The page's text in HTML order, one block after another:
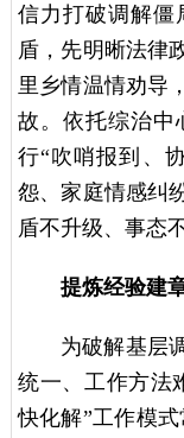
信力打破调解僵
盾，先明晰法律
里乡情温情劝导
故。依托综治中
行“吹哨报到、
怨、家庭情感纠
盾不升级、事态
提炼经验建
为破解基层
统一、工作方法
快化解”工作模